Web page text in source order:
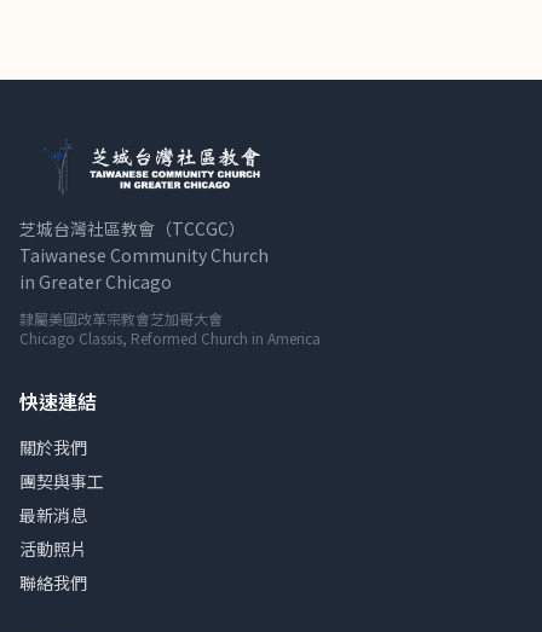
芝城台灣社區教會（TCCGC）
Taiwanese Community Church
in Greater Chicago
隸屬美國改革宗教會芝加哥大會
Chicago Classis, Reformed Church in America
快速連結
關於我們
團契與事工
最新消息
活動照片
聯絡我們